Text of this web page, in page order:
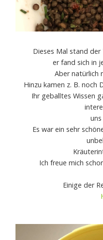
Dieses Mal stand
er fand sich in
Aber natürlich
Hinzu kamen z. B. noch
Ihr geballtes Wissen
Es war ein sehr
Ich freue mich
Einige der